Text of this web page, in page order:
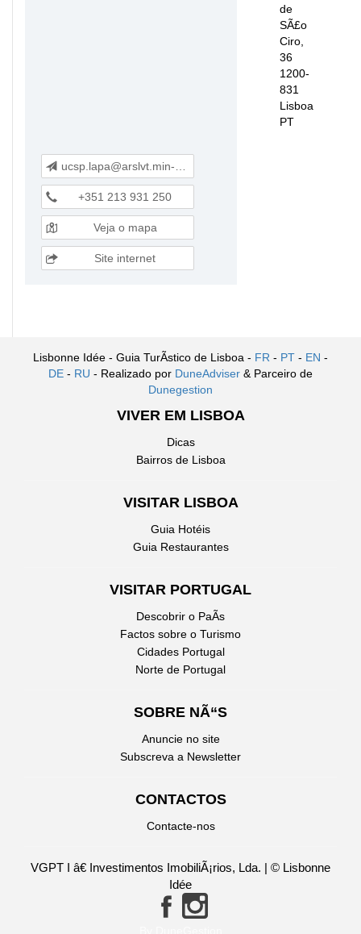
de
SÃ£o
Ciro,
36
1200-
831
Lisboa
PT
ucsp.lapa@arslvt.min-saude.pt
+351 213 931 250
Veja o mapa
Site internet
Lisbonne Idée - Guia TurÃ­stico de Lisboa - FR - PT - EN -
DE - RU - Realizado por DuneAdviser & Parceiro de
Dunegestion
VIVER EM LISBOA
Dicas
Bairros de Lisboa
VISITAR LISBOA
Guia Hotéis
Guia Restaurantes
VISITAR PORTUGAL
Descobrir o PaÃ­s
Factos sobre o Turismo
Cidades Portugal
Norte de Portugal
SOBRE NÃ“S
Anuncie no site
Subscreva a Newsletter
CONTACTOS
Contacte-nos
VGPT I â€ Investimentos ImobiliÃ¡rios, Lda. | © Lisbonne
Idée